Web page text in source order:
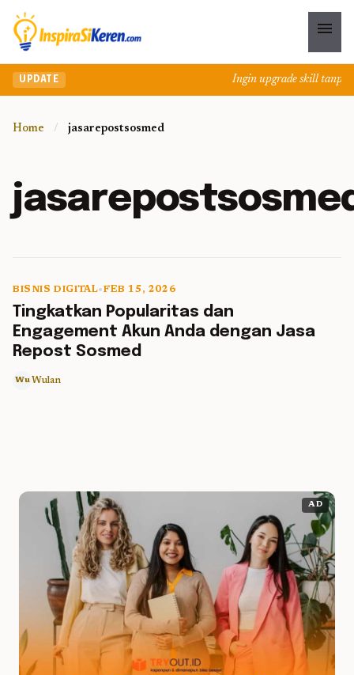
menu
UPDATE Ingin upgrade skill tanpa
Home / jasarepostsosmed
BISNIS DIGITAL•FEB 15, 2026
Tingkatkan Popularitas dan
Engagement Akun Anda dengan Jasa
Repost Sosmed
Wu Wulan
AD